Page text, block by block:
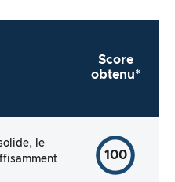
Score
obtenu*
le
100